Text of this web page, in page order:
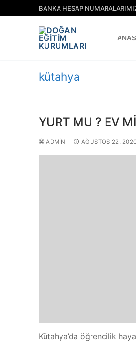
BANKA HESAP
kütahya
YURT MU ? EV
ADMIN AĞUSTOS 22, 2020
Kütahya’da öğrencilik